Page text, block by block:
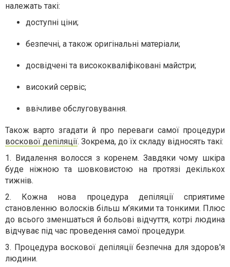
належать такі:
доступні ціни;
безпечні, а також оригінальні матеріали;
досвідчені та висококваліфіковані майстри;
високий сервіс;
ввічливе обслуговування.
Також варто згадати й про переваги самої процедури
воскової депіляції. Зокрема, до їх складу відносять такі:
1. Видалення волосся з коренем. Завдяки чому шкіра
буде ніжною та шовковистою на протязі декількох
тижнів.
2. Кожна нова процедура депіляції сприятиме
становленню волосків більш м’якими та тонкими. Плюс
до всього зменшаться й больові відчуття, котрі людина
відчуває під час проведення самої процедури.
3. Процедура воскової депіляції безпечна для здоров'я
людини.